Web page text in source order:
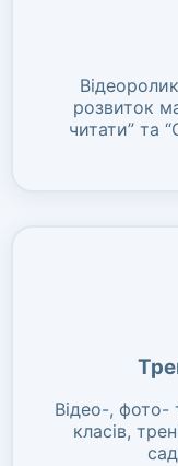
розвиток
читати” та
Відео-, фото-
класів,